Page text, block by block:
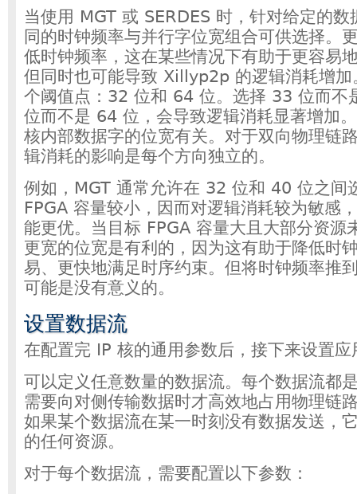
当使用 MGT 或 SERDES 时，针对给定的数
同的时钟频率与并行字位宽组合可供选择。
低时钟频率，这在某些情况下有助于更容易
但同时也可能导致 Xillyp2p 的逻辑消耗增加
个阈值点：32 位和 64 位。选择 33 位而不
位而不是 64 位，会导致逻辑消耗显著增加
核内部数据字的位宽有关。对于双向物理链
辑消耗的影响是每个方向独立的。
例如，MGT 通常允许在 32 位和 40 位之间
FPGA 容量较小，因而对逻辑消耗较为敏感
能更优。当目标 FPGA 容量大且大部分资源
更宽的位宽是有利的，因为这有助于降低时
易、更快地满足时序约束。但将时钟频率推
可能是没有意义的。
设置数据流
在配置完 IP 核的通用参数后，接下来设置应
可以定义任意数量的数据流。每个数据流都
需要向对侧传输数据时才高效地占用物理链
如果某个数据流在某一时刻没有数据发送，
的任何资源。
对于每个数据流，需要配置以下参数：